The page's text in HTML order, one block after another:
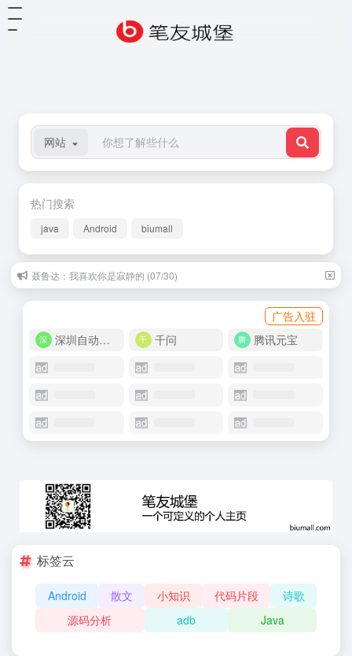
网站
热门搜索
java Android biumall
聂鲁达：我喜欢你是寂静的 (07/30)
广告入驻
深圳自动化商城
千问 腾讯元宝
标签云
Android 散文 小知识 代码片段
诗歌
源码分析
adb Java